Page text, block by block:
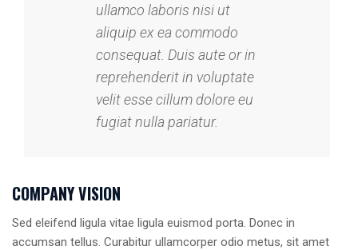
ullamco laboris nisi ut
aliquip ex ea commodo
consequat. Duis aute or in
reprehenderit in voluptate
velit esse cillum dolore eu
fugiat nulla pariatur.
COMPANY VISION
Sed eleifend ligula vitae ligula euismod porta. Donec in
accumsan tellus. Curabitur ullamcorper odio metus, sit amet